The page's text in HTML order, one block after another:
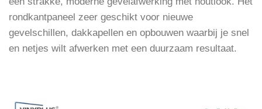
rondkantpaneel zeer geschikt voor nieuwe
gevelschillen, dakkapellen en opbouwen waarbij je snel
en netjes wilt afwerken met een duurzaam resultaat.